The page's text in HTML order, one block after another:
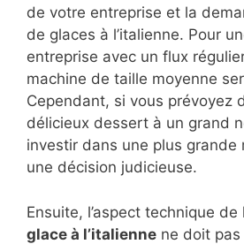
de votre entreprise et la
de glaces à l’italienne. Pour
entreprise avec un flux
machine de taille moyenne
Cependant, si vous prévoyez
délicieux dessert à un grand
investir dans une plus grande
une décision judicieuse.
Ensuite, l’aspect technique de
glace à l’italienne ne doit